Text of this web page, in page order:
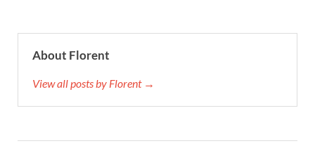
About Florent
View all posts by Florent →